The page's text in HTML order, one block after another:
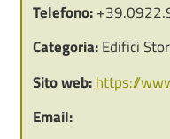
Telefono:
Categoria:Edifici
Sito web: https://
Email: